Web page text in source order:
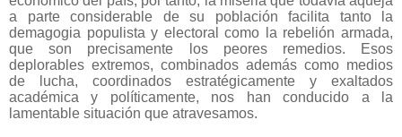
a parte considerable de su población facilita tanto la
demagogia populista y electoral como la rebelión armada,
que son precisamente los peores remedios. Esos
deplorables extremos, combinados además como medios
de lucha, coordinados estratégicamente y exaltados
académica y políticamente, nos han conducido a la
lamentable situación que atravesamos.